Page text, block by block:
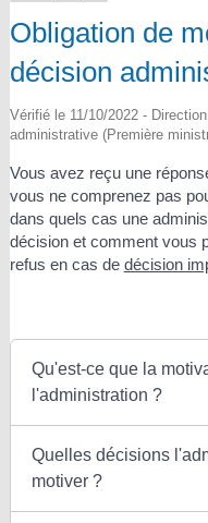
Obligation de
décision
Vérifié le 11/10/2022 -
administrative (Première
Vous avez reçu une
vous ne comprenez pas
dans quels cas une
décision et comment vous
refus en cas de décision
Qu'est-ce que la
l'administration ?
Quelles décisions
motiver ?